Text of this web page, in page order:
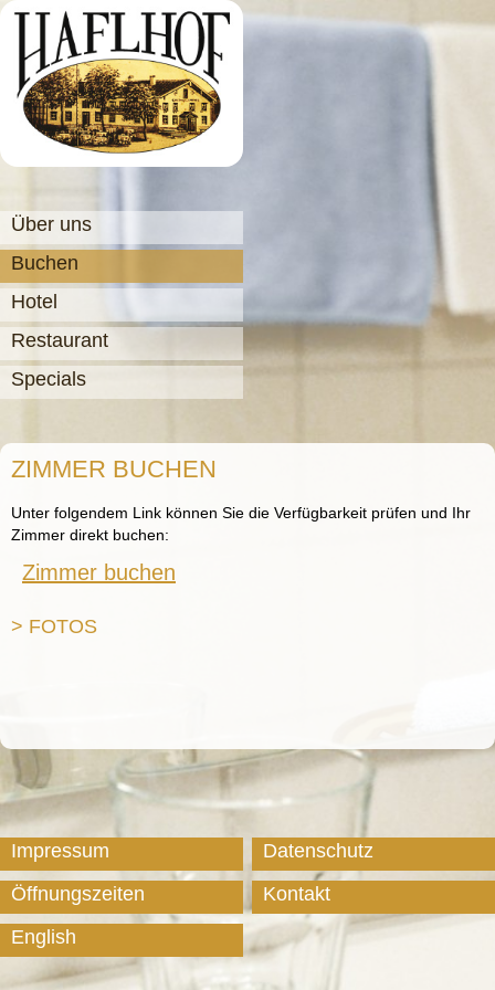
Über uns
Buchen
Hotel
Restaurant
Specials
ZIMMER BUCHEN
Unter folgendem Link können Sie die Verfügbarkeit prüfen und Ihr
Zimmer direkt buchen:
Zimmer buchen
> FOTOS
Impressum
Datenschutz
Öffnungszeiten
Kontakt
English